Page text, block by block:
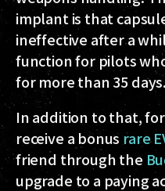
implant is that
ineffective after a
function for pilots
for more than 35 days.
In addition to that,
receive a bonus rare
friend through the
upgrade to a paying